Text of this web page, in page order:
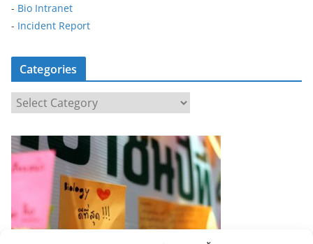
- Bio Intranet
- Incident Report
Categories
a
t
e
g
i